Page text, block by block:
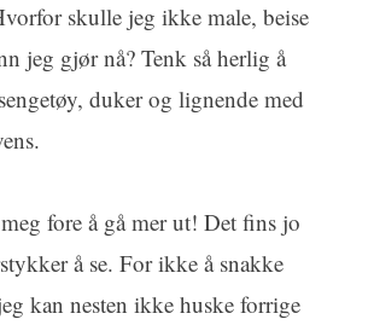
skulle jeg ikke male, beise
jeg gjør nå? Tenk så herlig å
duker og lignende med
fore å gå mer ut! Det fins jo
å se. For ikke å snakke
kan nesten ikke huske forrige